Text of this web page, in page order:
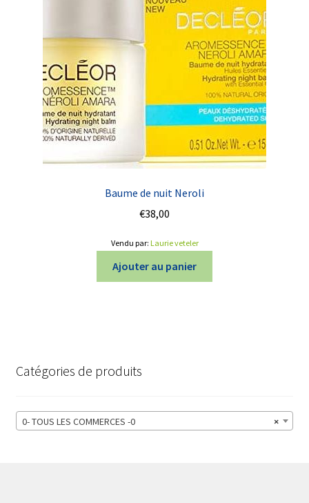
Baume de nuit Neroli
€38,00
Vendu par: Laurie veteler
Ajouter au panier
Catégories de produits
×
0- TOUS LES COMMERCES -0